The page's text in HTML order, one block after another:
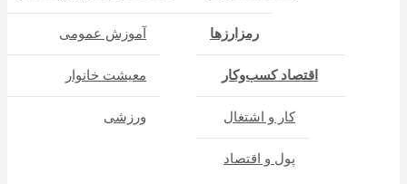
آموزش عمومی
معیشت خانوار
ورزشی
رمزارزها
اقتصاد کسب‌و‌کار
کار و اشتغال
پول و اقتصاد